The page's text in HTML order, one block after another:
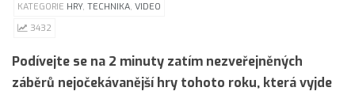
KATEGORIE HRY, TECHNIKA, VIDEO
3432
Podívejte se na 2 minuty zatím nezveřejněných
záběrů nejočekávanější hry tohoto roku, která vyjde